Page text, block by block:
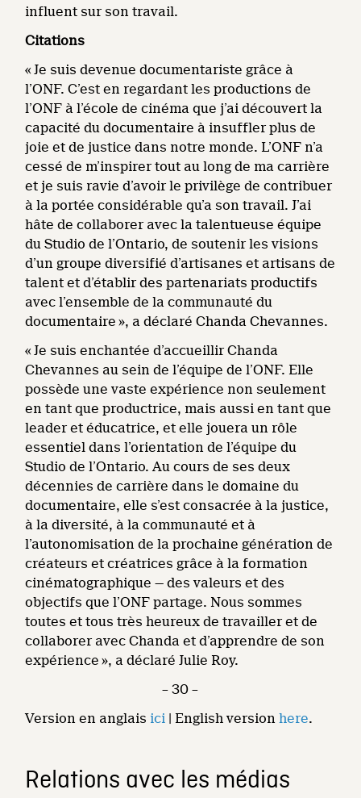
influent sur son travail.
Citations
« Je suis devenue documentariste grâce à
l’ONF. C’est en regardant les productions de
l’ONF à l’école de cinéma que j’ai découvert la
capacité du documentaire à insuffler plus de
joie et de justice dans notre monde. L’ONF n’a
cessé de m’inspirer tout au long de ma carrière
et je suis ravie d’avoir le privilège de contribuer
à la portée considérable qu’a son travail. J’ai
hâte de collaborer avec la talentueuse équipe
du Studio de l’Ontario, de soutenir les visions
d’un groupe diversifié d’artisanes et artisans de
talent et d’établir des partenariats productifs
avec l’ensemble de la communauté du
documentaire », a déclaré Chanda Chevannes.
« Je suis enchantée d’accueillir Chanda
Chevannes au sein de l’équipe de l’ONF. Elle
possède une vaste expérience non seulement
en tant que productrice, mais aussi en tant que
leader et éducatrice, et elle jouera un rôle
essentiel dans l’orientation de l’équipe du
Studio de l’Ontario. Au cours de ses deux
décennies de carrière dans le domaine du
documentaire, elle s’est consacrée à la justice,
à la diversité, à la communauté et à
l’autonomisation de la prochaine génération de
créateurs et créatrices grâce à la formation
cinématographique — des valeurs et des
objectifs que l’ONF partage. Nous sommes
toutes et tous très heureux de travailler et de
collaborer avec Chanda et d’apprendre de son
expérience », a déclaré Julie Roy.
– 30 –
Version en anglais ici | English versionhere.
Relations avec les médias